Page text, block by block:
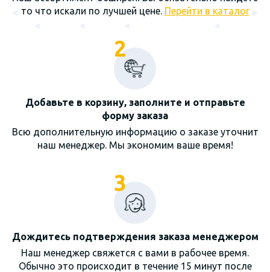
то что искали по лучшей цене. Перейти в каталог
2
Добавьте в корзину, заполните и отправьте
форму заказа
Всю дополнительную информацию о заказе уточнит
наш менеджер. Мы экономим ваше время!
3
Дождитесь подтверждения заказа менеджером
Наш менеджер свяжется с вами в рабочее время.
Обычно это происходит в течение 15 минут после